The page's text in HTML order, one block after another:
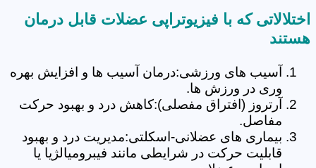
اختلالاتی که با فیزیوتراپی عضلات قابل درمان
هستند
آسیب های ورزشی:درمان آسیب ها و افزایش بهره
وری در ورزش ها.
آرتروز (افتراق مفصلی):کاهش درد و بهبود حرکت
مفاصل.
بیماری های عضلانی-اسکلتی:مدیریت درد و بهبود
قابلیت حرکت در شرایطی مانند فیبرومیالژیا یا